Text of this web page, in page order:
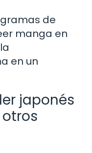
de
manga en
en un
japonés